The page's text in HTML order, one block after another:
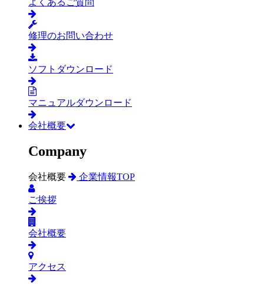
修理のお問い合わせ
ソフトダウンロード
マニュアルダウンロード
会社概要
Company
会社概要 企業情報TOP
ご挨拶
会社概要
アクセス